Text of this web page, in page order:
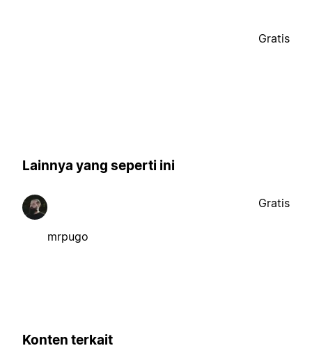
Gratis
Lainnya yang seperti ini
mrpugo
Gratis
Konten terkait